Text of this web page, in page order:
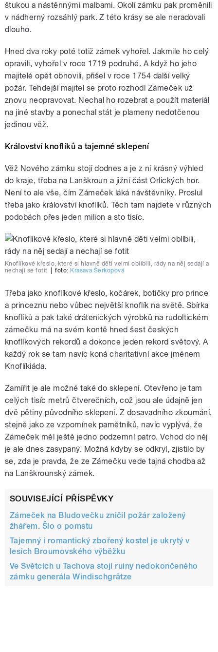
štukou a nástěnnými malbami. Okolí zámku pak proměnili
v nádherný rozsáhlý park. Z této krásy se ale neradovali
dlouho.
Hned dva roky poté totiž zámek vyhořel. Jakmile ho celý
opravili, vyhořel v roce 1719 podruhé. A když ho jeho
majitelé opět obnovili, přišel v roce 1754 další velký
požár. Tehdejší majitel se proto rozhodl Zámeček už
znovu neopravovat. Nechal ho rozebrat a použít materiál
na jiné stavby a ponechal stát je plameny nedotčenou
jedinou věž.
Království knoflíků a tajemné sklepení
Věž Nového zámku stojí dodnes a je z ní krásný výhled
do kraje, třeba na Lanškroun a jižní část Orlických hor.
Není to ale vše, čím Zámeček láká návštěvníky. Proslul
třeba jako království knoflíků. Těch tam najdete v různých
podobách přes jeden milion a sto tisíc.
Knoflíkové křeslo, které si hlavně děti velmi oblíbili, rády na něj sedají a
nechají se fotit
foto: Krasava Šerkopová
Třeba jako knoflíkové křeslo, kočárek, botičky pro prince
a princeznu nebo vůbec největší knoflík na světě. Sbírka
knoflíků a pak také drátenických výrobků na rudoltickém
zámečku má na svém kontě hned šest českých
knoflíkových rekordů a dokonce jeden rekord světový. A
každý rok se tam navíc koná charitativní akce jménem
Knoflíkiáda.
Zamířit je ale možné také do sklepení. Otevřeno je tam
celých tisíc metrů čtverečních, což jsou ale údajně jen
dvě pětiny původního sklepení. Z dosavadního zkoumání,
stejně jako ze vzpomínek pamětníků, navíc vyplývá, že
Zámeček měl ještě jedno podzemní patro. Vchod do něj
je ale dnes zasypaný. Možná kdyby se odkryl, zjistilo by
se, zda je pravda, že ze Zámečku vede tajná chodba až
na Lanškrounský zámek.
SOUVISEJÍCÍ PŘÍSPĚVKY
Zámeček na Bludovečku zničil požár založený
žhářem. Šlo o pomstu
Tajemný i romantický zbořený kostel je ukrytý v
lesích Broumovského výběžku
Ve Světcích u Tachova stojí ruiny nedokončeného
zámku generála Windischgrätze